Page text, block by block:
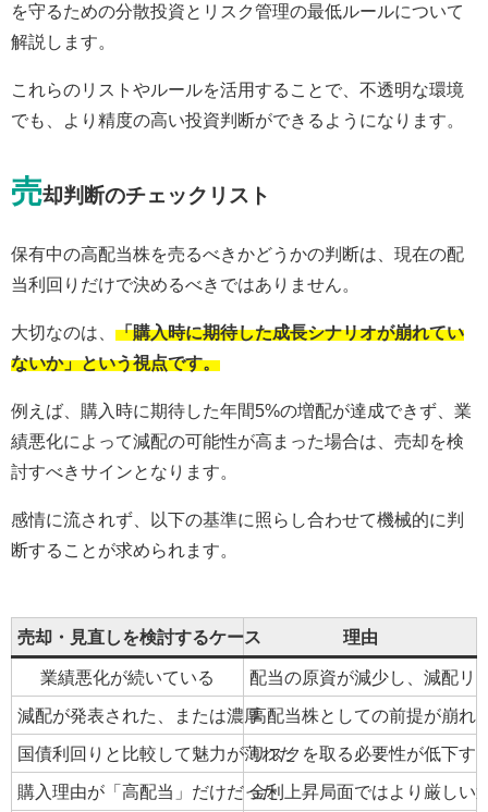
を守るための分散投資とリスク管理の最低ルールについて
解説します。
これらのリストやルールを活用することで、不透明な環境
でも、より精度の高い投資判断ができるようになります。
売却判断のチェックリスト
保有中の高配当株を売るべきかどうかの判断は、現在の配
当利回りだけで決めるべきではありません。
大切なのは、 「購入時に期待した成長シナリオが崩れてい
ないか」という視点です。
例えば、購入時に期待した年間5%の増配が達成できず、業
績悪化によって減配の可能性が高まった場合は、売却を検
討すべきサインとなります。
感情に流されず、以下の基準に照らし合わせて機械的に判
断することが求められます。
売却・見直しを検討するケース 理由
業績悪化が続いている 配当の原資が減少し、減配リ
減配が発表された、または濃厚高配当株としての前提が崩れ
国債利回りと比較して魅力が薄れたリスクを取る必要性が低下す
購入理由が「高配当」だけだった金利上昇局面ではより厳しい